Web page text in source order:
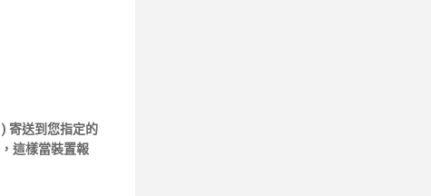
) 寄送到您指定的
，這樣當裝置報